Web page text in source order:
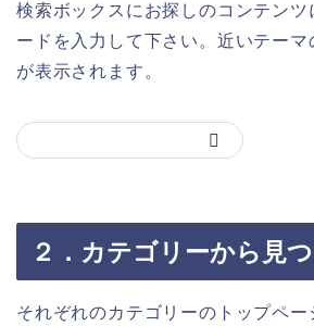
検索ボックスにお探しのコンテンツ
ードを入力して下さい。近いテーマ
が表示されます。
２．カテゴリーから見
それぞれのカテゴリーのトップペー